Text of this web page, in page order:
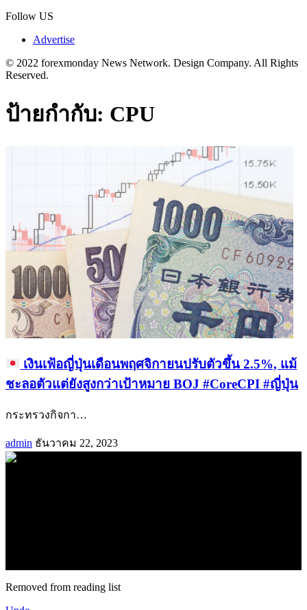
Follow US
Advertise
© 2022 forexmonday News Network. Design Company. All Rights
Reserved.
ป้ายกำกับ: CPU
เงินเฟ้อญี่ปุ่นเดือนพฤศจิกายนปรับตัวขึ้น 2.5%, แม้
ชะลอตัวแต่ยังสูงกว่าเป้าหมาย BOJ #CoreCPI #ญี่ปุ่น
กระทรวงกิจกา…
admin ธันวาคม 22, 2023
Removed from reading list